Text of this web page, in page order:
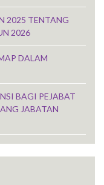
2025 TENTANG
2026
DALAM
BAGI PEJABAT
JABATAN